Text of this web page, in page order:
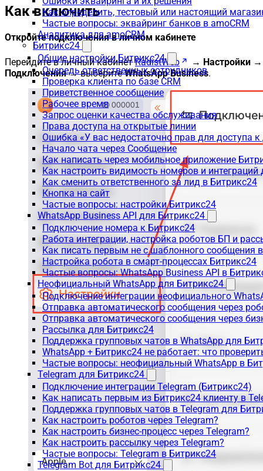
Как определить, тестовый или настоящий
Частые вопросы: эквайринг банков в amoCRM
Аналитика для amoCRM
Битрикс24
Общие настройки Битрикс24
Очередь ответственных сотрудников
Проверка клиента по базе CRM
Приветственное сообщение
Рабочее время
Запрос оценки качества обслуживания
Права доступа на открытые линии
Ошибка «У вас недостаточно прав для доступа
Начало чата через Сообщение
Как написать через мобильное приложение
Как настроить видимость номеров и
Как сменить ответственного за лид в Битрикс24
Кнопка на сайт
Частые вопросы: настройки Битрикс24
WhatsApp Business API для Битрикс24
Подключение номера к Битрикс24
Работа интеграции, настройка роботов БП и
Как писать первым не с шаблонного сообщения
Настройка робота в смарт-процессах Битрикс24
Частые вопросы: WhatsApp Business API в
Неофициальный WhatsApp для Битрикс24
Подключение интеграции неофициального
Отправка автоматического сообщения через
Отправка автоматического сообщения через
Рассылка для Битрикс24
Поддержка групповых чатов в WhatsApp для
WhatsApp + Битрикс24 не работает: что
Частые вопросы: неофициальный WhatsApp в
Telegram для Битрикс24
Подключение интеграции Telegram (Битрикс24)
Как написать первым из Битрикс24 клиенту в
Поддержка групповых чатов в Telegram для
Как настроить роботов через Telegram?
Как настроить бизнес-процесс через Telegram?
Как настроить рассылку через Telegram?
Частые вопросы: Telegram в Битрикс24
Telegram Bot для Битрикс24
Как включить
Откройте подключения в личном кабинете
Перейдите в личный кабинетRadistWeb → Настройки →
Подключения→ выберитеWhatsApp Business.